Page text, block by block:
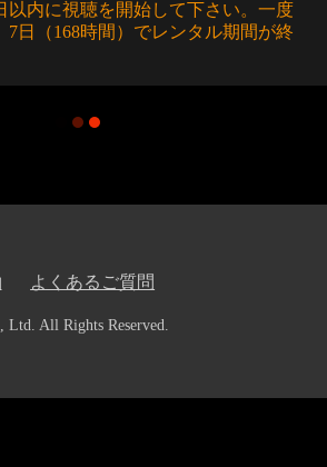
以内に視聴を開始して下さい。一度
7日（168時間）でレンタル期間が終
よくあるご質問
All Rights Reserved.